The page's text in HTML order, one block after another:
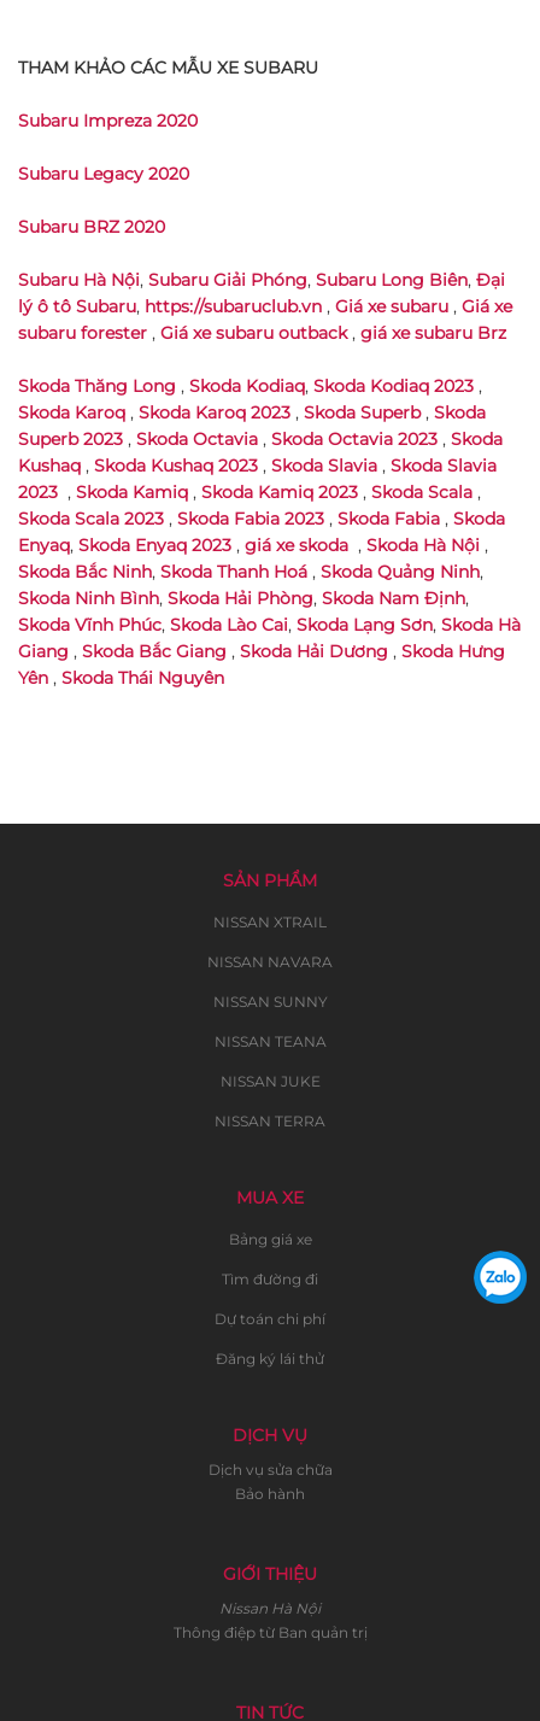
THAM KHẢO CÁC MẪU XE SUBARU
Subaru Impreza 2020
Subaru Legacy 2020
Subaru BRZ 2020
Subaru Hà Nội, Subaru Giải Phóng, Subaru Long Biên, Đại
lý ô tô Subaru, https://subaruclub.vn , Giá xe subaru , Giá xe
subaru forester , Giá xe subaru outback, giá xe subaru Brz
Skoda Thăng Long , Skoda Kodiaq, Skoda Kodiaq 2023 ,
Skoda Karoq , Skoda Karoq 2023 , Skoda Superb, Skoda
Superb 2023 , Skoda Octavia , Skoda Octavia 2023 , Skoda
Kushaq , Skoda Kushaq 2023 , Skoda Slavia , Skoda Slavia
2023 , Skoda Kamiq , Skoda Kamiq 2023 , Skoda Scala ,
Skoda Scala 2023 , Skoda Fabia 2023 , Skoda Fabia , Skoda
Enyaq, Skoda Enyaq 2023 , giá xe skoda , Skoda Hà Nội ,
Skoda Bắc Ninh, Skoda Thanh Hoá , Skoda Quảng Ninh,
Skoda Ninh Bình, Skoda Hải Phòng, Skoda Nam Định,
Skoda Vĩnh Phúc, Skoda Lào Cai, Skoda Lạng Sơn, Skoda Hà
Giang , Skoda Bắc Giang , Skoda Hải Dương , Skoda Hưng
Yên , Skoda Thái Nguyên
SẢN PHẨM
NISSAN XTRAIL
NISSAN NAVARA
NISSAN SUNNY
NISSAN TEANA
NISSAN JUKE
NISSAN TERRA
MUA XE
Bảng giá xe
Tìm đường đi
Dự toán chi phí
Đăng ký lái thử
DỊCH VỤ
Dịch vụ sửa chữa
Bảo hành
GIỚI THIỆU
Nissan Hà Nội
Thông điệp từ Ban quản trị
TIN TỨC